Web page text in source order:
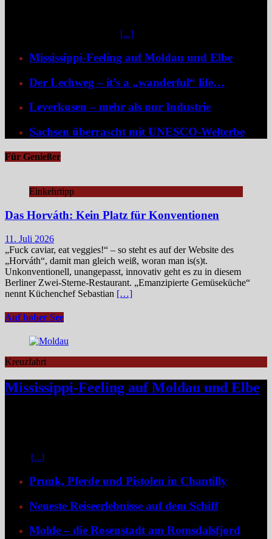
[...]
Mississippi-Feeling auf Moldau und Elbe
Der Lechweg – it’s a „wanderful“ life…
Leverkusen – mehr als nur Industrie
Sachsen überrascht mit UNESCO-Welterbe
Für Genießer
Einkehrtipp
Das Horváth: Kein Platz für Konventionen
11. Juli 2026
„Fuck caviar, eat veggies!“ – so steht es auf der Website des
„Horváth“, damit man gleich weiß, woran man is(s)t.
Unkonventionell, unangepasst, innovativ geht es zu in diesem
Berliner Zwei-Sterne-Restaurant. „Emanzipierte Gemüseküche“
nennt Küchenchef Sebastian […]
Auf hoher See
Kreuzfahrt
Mississippi-Feeling auf Moldau und Elbe
[...]
Prunk, Pferde und Pistolen in Chantilly
Neueste Reiseerlebnisse auf dem Schiff
Molde – die Rosenstadt am Romsdalsfjord